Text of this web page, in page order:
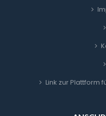
Link zur Plattform